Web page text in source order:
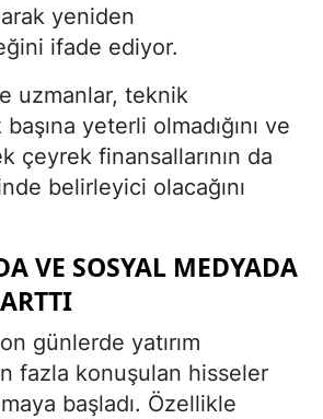
yeniden
ifade ediyor.
uzmanlar, teknik
yeterli olmadığını ve
çeyrek finansallarının da
belirleyici olacağını
VE SOSYAL MEDYADA
günlerde yatırım
fazla konuşulan hisseler
başladı. Özellikle